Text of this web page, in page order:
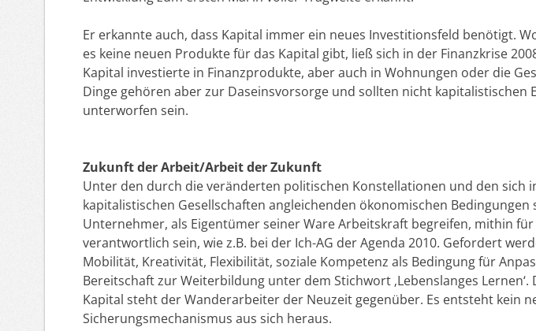
Er erkannte auch, dass Kapital immer ein neues Investitionsfeld benötigt.
es keine neuen Produkte für das Kapital gibt, ließ sich in der Finanzkrise
Kapital investierte in Finanzprodukte, aber auch in Wohnungen oder die
Dinge gehören aber zur Daseinsvorsorge und sollten nicht kapitalistischen
unterworfen sein.
Zukunft der Arbeit/Arbeit der Zukunft
Unter den durch die veränderten politischen Konstellationen und den sich
kapitalistischen Gesellschaften angleichenden ökonomischen Bedingungen
Unternehmer, als Eigentümer seiner Ware Arbeitskraft begreifen, mithin für
verantwortlich sein, wie z.B. bei der Ich-AG der Agenda 2010. Gefordert
Mobilität, Kreativität, Flexibilität, soziale Kompetenz als Bedingung für
Bereitschaft zur Weiterbildung unter dem Stichwort ‚Lebenslanges
Kapital steht der Wanderarbeiter der Neuzeit gegenüber. Es entsteht kein
Sicherungsmechanismus aus sich heraus.